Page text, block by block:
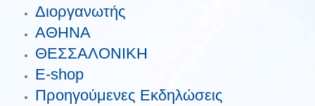
Διοργανωτής
ΑΘΗΝΑ
ΘΕΣΣΑΛΟΝΙΚΗ
E-shop
Προηγούμενες Εκδηλώσεις